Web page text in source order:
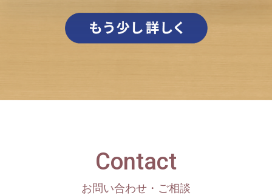
Contact
お問い合わせ・ご相談